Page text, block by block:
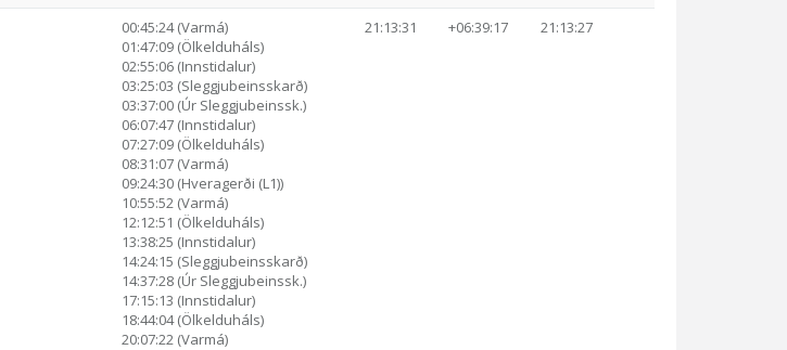
00:45:24 (Varmá)
01:47:09 (Ölkelduháls)
02:55:06 (Innstidalur)
03:25:03 (Sleggjubeinsskarð)
03:37:00 (Úr Sleggjubeinssk.)
06:07:47 (Innstidalur)
07:27:09 (Ölkelduháls)
08:31:07 (Varmá)
09:24:30 (Hveragerði (L1))
10:55:52 (Varmá)
12:12:51 (Ölkelduháls)
13:38:25 (Innstidalur)
14:24:15 (Sleggjubeinsskarð)
14:37:28 (Úr Sleggjubeinssk.)
17:15:13 (Innstidalur)
18:44:04 (Ölkelduháls)
20:07:22 (Varmá)
21:13:31 +06:39:17 21:13:27